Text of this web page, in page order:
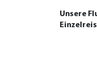
Unsere